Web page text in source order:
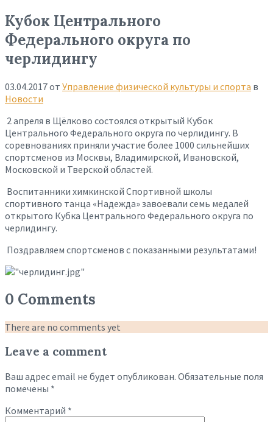
Кубок Центрального
Федерального округа по
черлидингу
03.04.2017от Управление физической культуры и спорта в
Новости
2 апреля в Щёлково состоялся открытый Кубок
Центрального Федерального округа по черлидингу. В
соревнованиях приняли участие более 1000 сильнейших
спортсменов из Москвы, Владимирской, Ивановской,
Московской и Тверской областей.
Воспитанники химкинской Спортивной школы
спортивного танца «Надежда» завоевали семь медалей
открытого Кубка Центрального Федерального округа по
черлидингу.
Поздравляем спортсменов с показанными результатами!
0 Comments
There are no comments yet
Leave a comment
Ваш адрес email не будет опубликован. Обязательные поля
помечены *
Комментарий *